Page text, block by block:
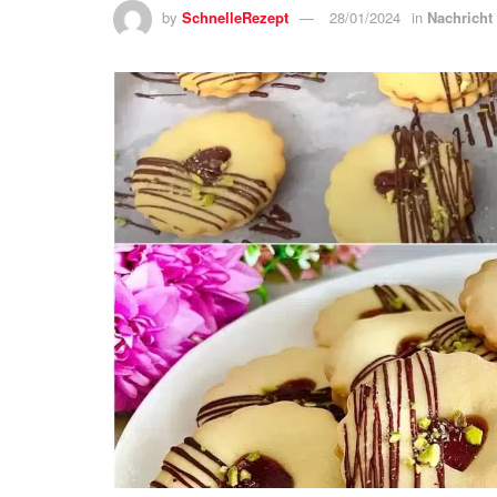
by SchnelleRezept 28/01/2024 in Nachricht